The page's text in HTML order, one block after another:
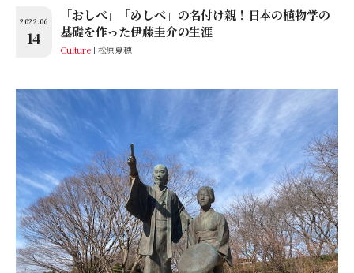
2022.06
14
「おしべ」「めしべ」の名付け親！日本の植物学の
基礎を作った伊藤圭介の生涯
Culture 松原夏穂